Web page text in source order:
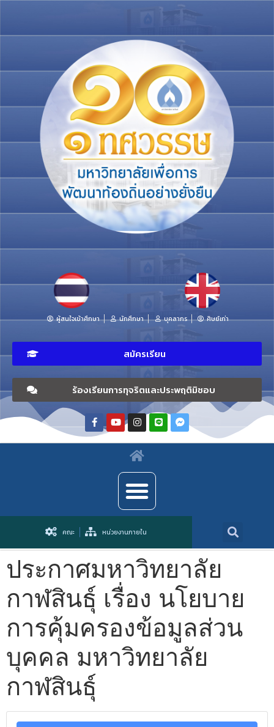
ผู้สนใจเข้าศึกษา นักศึกษา บุคลากร ศิษย์เก่า
สมัครเรียน
ร้องเรียนการทุจริตและประพฤติมิชอบ
คณะ หน่วยงานภายใน
ประกาศมหาวิทยาลัย
กาฬสินธุ์ เรื่อง นโยบาย
การคุ้มครองข้อมูลส่วน
บุคคล มหาวิทยาลัย
กาฬสินธุ์